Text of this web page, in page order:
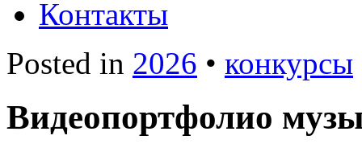
Контакты
Posted in 2026 • конкурсы
Видеопортфолио